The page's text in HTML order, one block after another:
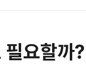
요할까?